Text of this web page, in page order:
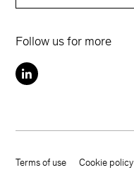
Follow us for more
Footer terms
Terms of use Cookie policy